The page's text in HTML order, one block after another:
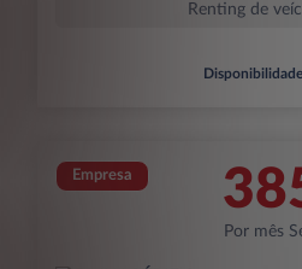
Renting de
Empresa
Por mês